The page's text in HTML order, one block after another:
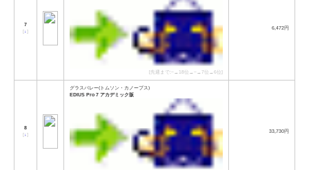
7
[↓]
[先週まで:−→18位→−→7位→6位]
6,472円
8
[↓]
グラスバレー(トムソン・カノープス)
EDIUS Pro 7 アカデミック版
33,730円